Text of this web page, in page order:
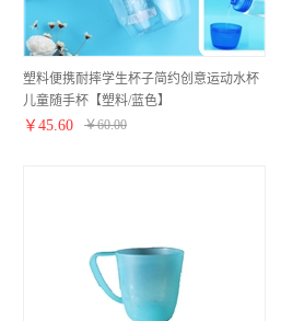
塑料便携耐摔学生杯子简约创意运动水杯
儿童随手杯【塑料/蓝色】
￥ 45.60 ￥60.00